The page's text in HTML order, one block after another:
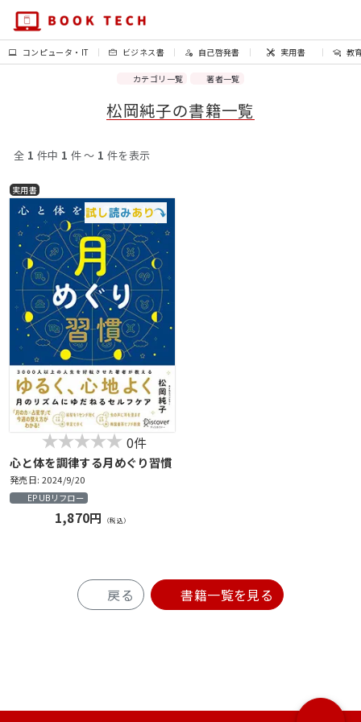
コンピュータ・IT ビジネス書 自己啓発書 実用書 教
カテゴリ一覧 著者一覧
松岡純子の書籍一覧
全 1 件中 1 件 〜 1 件を表示
実用書
0件
心と体を調律する月めぐり習慣
発売日: 2024/9/20
EPUBリフロー
1,870円 （税込）
戻る 書籍一覧を見る